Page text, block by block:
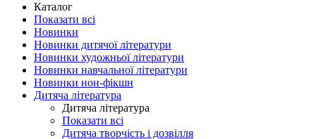
Каталог
Показати всі
Новинки
Новинки дитячої літератури
Новинки художньої літератури
Новинки навчальної літератури
Новинки нон-фікшн
Дитяча література
Дитяча література
Показати всі
Дитяча творчість і дозвілля